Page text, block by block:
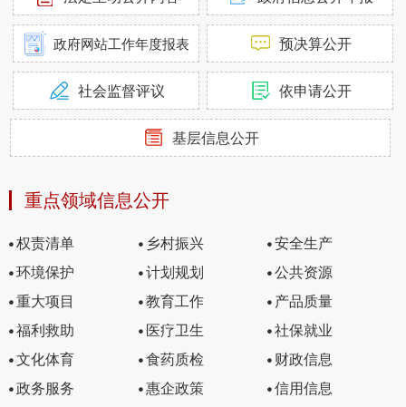
2026-08-07
【音频解读】市人民政府召开常务会议
2026-08-07
【视频解读】市人民政府召开常务会议
2026-08-07
【AI解读】市人民政府召开常务会议
2026-08-07
市人民政府召开常务会议
市政府召开专题会议
2026-08-05
2026-07-17
市政府党组理论学习中心组2026年第7次学习（扩大）会...
2026-06-19
市政府党组理论学习中心组2026年第6次学习（扩大）会...
2026-06-03
政府网站工作年度报表 预决算公开
社会监督评议 依申请公开
基层信息公开
重点领域信息公开
权责清单 乡村振兴
安全生产
环境保护
计划规划
公共资源
重大项目
教育工作
产品质量
福利救助
医疗卫生
社保就业
文化体育
食药质检
财政信息
政务服务
惠企政策 信用信息